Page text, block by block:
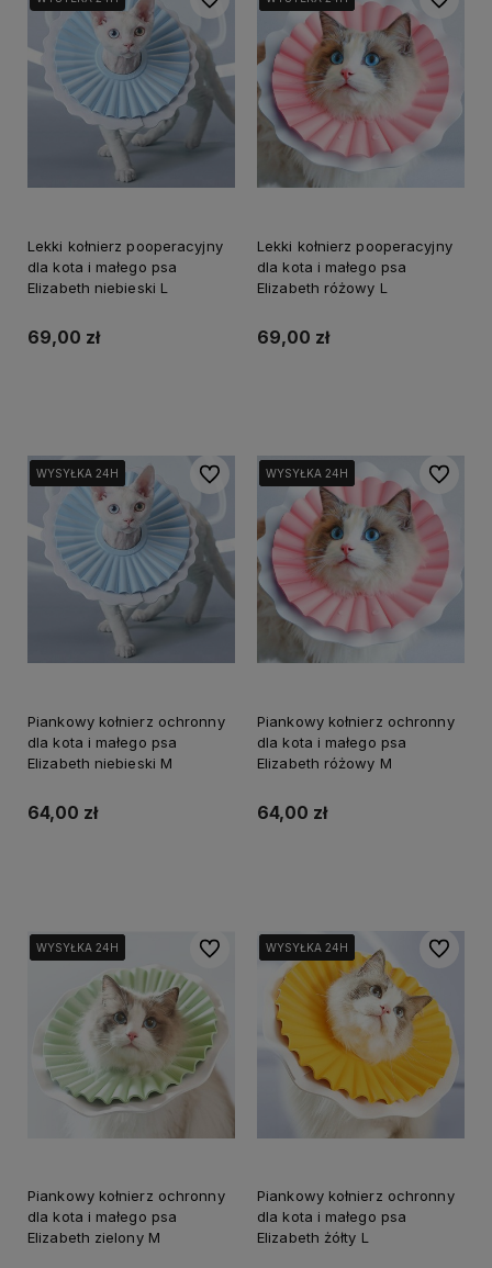
Lekki kołnierz pooperacyjny
dla kota i małego psa
Elizabeth niebieski L
69,00 zł
Lekki kołnierz pooperacyjny
dla kota i małego psa
Elizabeth różowy L
69,00 zł
WYSYŁKA 24H
WYSYŁKA 24H
WYSYŁKA 24H
WYSYŁKA 24H
Piankowy kołnierz ochronny
dla kota i małego psa
Elizabeth niebieski M
64,00 zł
Do ulubionychWYSYŁKA 24H
WYSYŁKA 24H
WYSYŁKA 24H
WYSYŁKA 24H
Piankowy kołnierz ochronny
dla kota i małego psa
Elizabeth różowy M
64,00 zł
Do
WYSYŁKA 24H
WYSYŁKA 24H
WYSYŁKA 24H
WYSYŁKA 24H
Piankowy kołnierz ochronny
dla kota i małego psa
Elizabeth zielony M
Do ulubionychWYSYŁKA 24H
WYSYŁKA 24H
WYSYŁKA 24H
WYSYŁKA 24H
Piankowy kołnierz ochronny
dla kota i małego psa
Elizabeth żółty L
Do